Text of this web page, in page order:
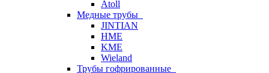
Atoll
Медные трубы
JINTIAN
HME
KME
Wieland
Трубы гофрированные